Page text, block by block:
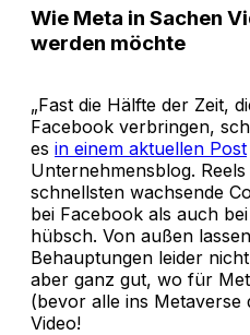
Wie Meta in Sachen
werden möchte
„Fast die Hälfte der Zeit,
Facebook verbringen,
es in einem aktuellen Post
Unternehmensblog.
schnellsten wachsende
bei Facebook als auch
hübsch. Von außen
Behauptungen leider
aber ganz gut, wo für
(bevor alle ins Metaverse
Video!